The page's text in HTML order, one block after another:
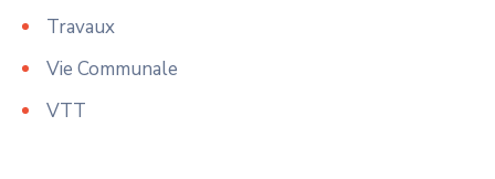
Travaux
Vie Communale
VTT